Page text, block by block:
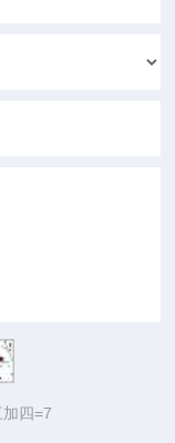
四=7